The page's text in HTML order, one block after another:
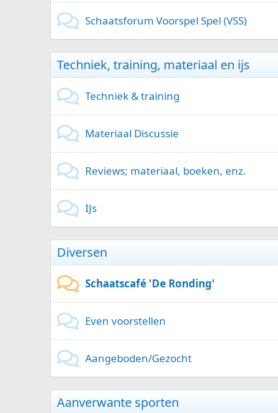
Schaatsforum Voorspel Spel (VSS)
Techniek, training, materiaal en ijs
Techniek & training
Materiaal Discussie
Reviews; materiaal, boeken, enz.
IJs
Diversen
Schaatscafé 'De Ronding'
Even voorstellen
Aangeboden/Gezocht
Aanverwante sporten